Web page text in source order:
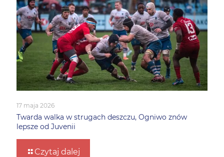
17 maja 2026
Twarda walka w strugach deszczu, Ogniwo znów
lepsze od Juvenii
Czytaj dalej